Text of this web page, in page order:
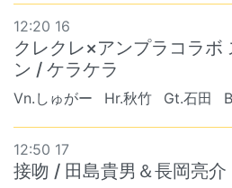
12:20 16
クレクレ×アンプラコラボ
ン / ケラケラ
Vn.しゅがー Hr.秋竹 Gt.石田
12:50 17
接吻 / 田島貴男＆長岡亮介